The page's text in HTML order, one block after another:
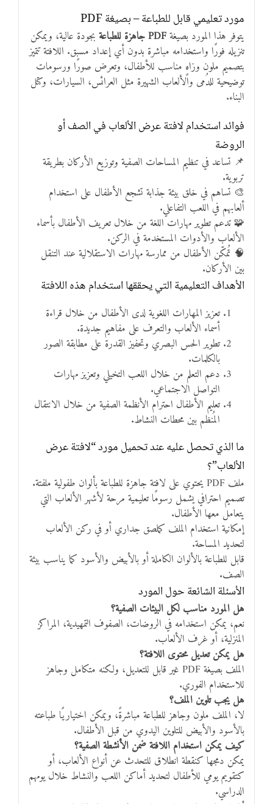
مورد تعليمي قابل للطباعة – بصيغة PDF
يتوفر هذا المورد بصيغةPDF جاهزة للطباعة
بجودة عالية، ويمكن
تنزيله فورًا واستخدامه مباشرة بدون أي إعداد مسبق. اللافتة تتميز
بتصميم ملون وزاهٍ مناسب للأطفال، وتعرض صورًا ورسومات
توضيحية للدُمى والألعاب الشهيرة مثل العرائس، السيارات، وكتل
البناء.
فوائد استخدام لافتة عرض الألعاب في الصف أو
الروضة
📌 تساعد في تنظيم المساحات الصفية وتوزيع الأركان بطريقة
تربوية.
🎨 تساهم في خلق بيئة جذابة تشجع الأطفال على استخدام
ألعابهم في اللعب التفاعلي.
🧩 تدعم تطوير مهارات اللغة من خلال تعريف الأطفال بأسماء
الألعاب والأدوات المستخدمة في الركن.
🧠 تُمكّن الأطفال من ممارسة مهارات الاستقلالية عند التنقل
بين الأركان.
الأهداف التعليمية التي يحققها استخدام هذه اللافتة
تعزيز المهارات اللغوية لدى الأطفال من خلال قراءة
أسماء الألعاب والتعرف على مفاهيم جديدة.
تطوير الحس البصري وتحفيز القدرة على مطابقة الصور
بالكلمات.
دعم التعلم من خلال اللعب التخيلي وتعزيز مهارات
التواصل الاجتماعي.
تعليم الأطفال احترام الأنظمة الصفية من خلال الانتقال
المُنظم بين محطات النشاط.
ما الذي تحصل عليه عند تحميل مورد “لافتة عرض
الألعاب”؟
ملف PDF يحتوي على لافتة جاهزة للطباعة بألوان طفولية ملفتة.
تصميم احترافي يشمل رسومًا تعليمية مرحة لأشهر الألعاب التي
يتعامل معها الأطفال.
إمكانية استخدام الملف كملصق جداري أو في ركن الألعاب
لتحديد المساحة.
قابل للطباعة بالألوان الكاملة أو بالأبيض والأسود كما يناسب بيئة
الصف.
الأسئلة الشائعة حول المورد
هل المورد مناسب لكل البيئات الصفية؟
نعم، يمكن استخدامه في الروضات، الصفوف التمهيدية، المراكز
المنزلية، أو غرف الألعاب.
هل يمكن تعديل محتوى اللافتة؟
الملف بصيغة PDF غير قابل للتعديل، ولكنه متكامل وجاهز
للاستخدام الفوري.
هل يجب تلوين الملف؟
لا، الملف ملون وجاهز للطباعة مباشرةً، ويمكن اختياريًا طباعته
بالأسود والأبيض للتلوين اليدوي من قبل الأطفال.
كيف يمكن استخدام اللافتة ضمن الأنشطة الصفية؟
يمكن دمجها كنقطة انطلاق للتحدث عن أنواع الألعاب، أو
كتقويم يومي للأطفال لتحديد أماكن اللعب والنشاط خلال يومهم
الدراسي.